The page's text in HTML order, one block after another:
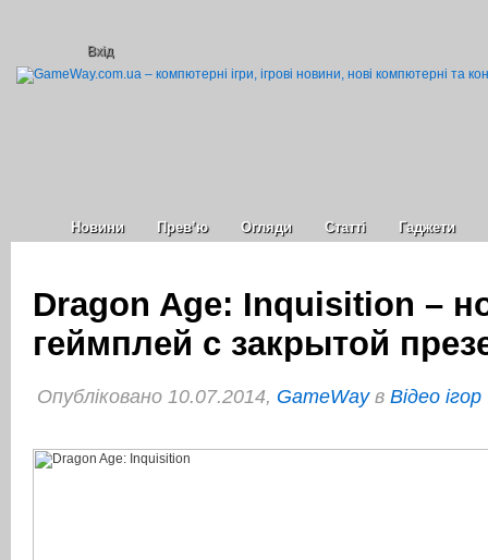
Вхід
Новини Прев’ю Огляди Статті Гаджети
Dragon Age: Inquisition –
геймплей с закрытой
Опубліковано 10.07.2014, GameWayв Відео ігор